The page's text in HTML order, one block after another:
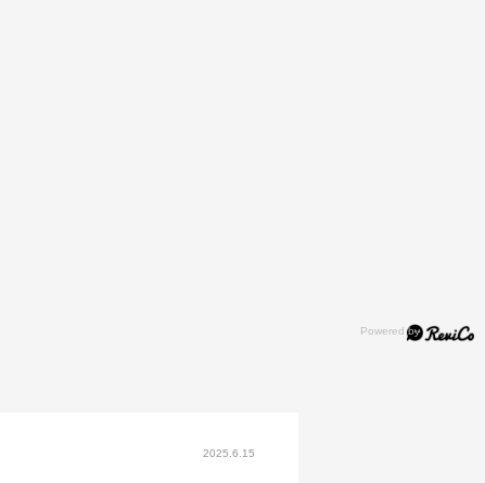
2025.6.15